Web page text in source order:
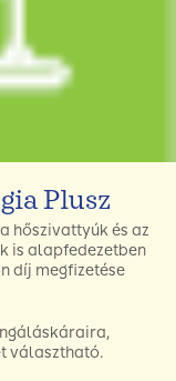
Plusz
hőszivattyúk és az
is alapfedezetben
díj megfizetése
választható.